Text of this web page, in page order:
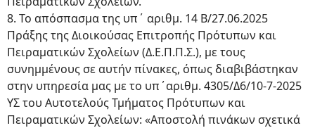
8. Το απόσπασμα της υπ΄ αριθμ. 14 Β/27.06.2025
Πράξης της Διοικούσας Επιτροπής Πρότυπων και
Πειραματικών Σχολείων (Δ.Ε.Π.Π.Σ.), με τους
συνημμένους σε αυτήν πίνακες, όπως διαβιβάστηκαν
στην υπηρεσία μας με το υπ΄αριθμ. 4305/Δ6/10-7-2025
ΥΣ του Αυτοτελούς Τμήματος Πρότυπων και
Πειραματικών Σχολείων: «Αποστολή πινάκων σχετικά